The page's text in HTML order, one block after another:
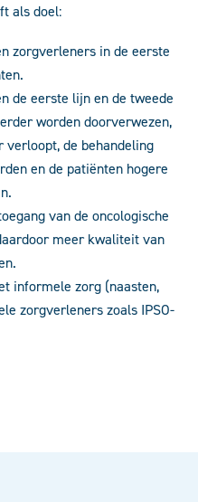
als doel:
zorgverleners in de eerste
de eerste lijn en de tweede
worden doorverwezen,
de behandeling
en de patiënten hogere
van de oncologische
meer kwaliteit van
informele zorg (naasten,
zorgverleners zoals IPSO-